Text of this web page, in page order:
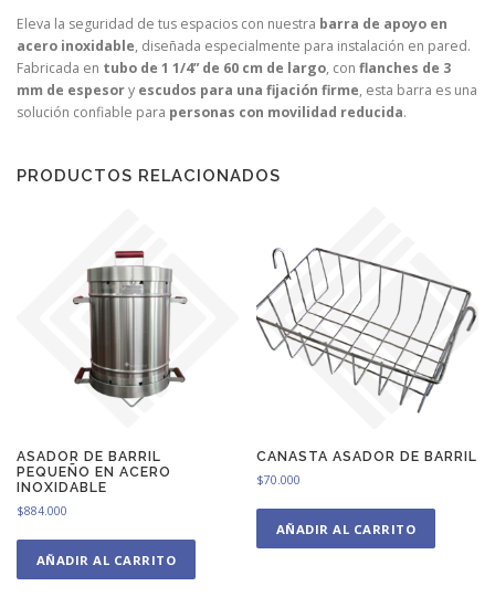
Eleva la seguridad de tus espacios con nuestra barra de apoyo en
acero inoxidable, diseñada especialmente para instalación en pared.
Fabricada en tubo de 1 1/4” de 60 cm de largo, con flanches de 3
mm de espesory escudos para una fijación firme, esta barra es una
solución confiable para personas con movilidad reducida.
PRODUCTOS RELACIONADOS
ASADOR DE BARRIL
PEQUEÑO EN ACERO
INOXIDABLE
$884.000
AÑADIR AL CARRITO
CANASTA ASADOR DE BARRIL
$70.000
AÑADIR AL CARRITO